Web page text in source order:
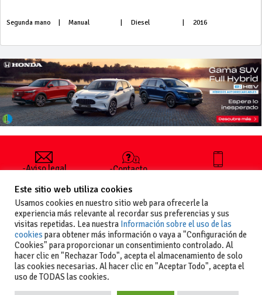
Segunda mano Manual Diesel 2016
-Aviso legal
generales
de uso
-Política de
privacidad
-Política de
cookies
-Contacto
publicar un
anuncio
-Vende+
+34 627 35
Este sitio web utiliza cookies
Usamos cookies en nuestro sitio web para ofrecerle la
experiencia más relevante al recordar sus preferencias y sus
visitas repetidas. Lea nuestra Información sobre el uso de las
cookies para obtener más información o vaya a "Configuración de
Cookies" para proporcionar un consentimiento controlado. Al
hacer clic en "Rechazar Todo", acepta el almacenamiento de solo
las cookies necesarias. Al hacer clic en "Aceptar Todo", acepta el
uso de TODAS las cookies.